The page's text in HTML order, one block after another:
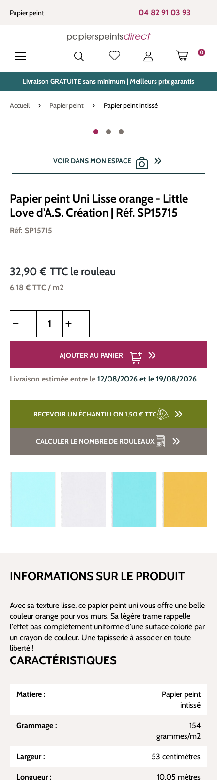
principal
Papier peint 04 82 91 03 93
0
LE
Livraison GRATUITE sans minimum | Meilleurs prix garantis
Accueil Papier peint Papier peint intissé
VOIR DANS MON ESPACE
Papier peint Uni Lisse orange - Little
Love d'A.S. Création | Réf. SP15715
Réf: SP15715
32,90 € TTC le rouleau
6,18 € TTC / m2
AJOUTER AU PANIER
Livraison estimée entre le 12/08/2026 et le 19/08/2026
RECEVOIR UN ÉCHANTILLON 1,50 €TTC
CALCULER LE NOMBRE DE ROULEAUX
INFORMATIONS SUR LE PRODUIT
Avec sa texture lisse, ce papier peint uni vous offre une belle
couleur orange pour vos murs. Sa légère trame rappelle
l'effet pas complètement uniforme d'une surface colorié par
un crayon de couleur. Une tapisserie à associer en toute
liberté !
CARACTÉRISTIQUES
Matiere :
Papier peint
intissé
Grammage :
154
grammes/m2
Largeur : 53 centimètres
Longueur : 10,05 mètres